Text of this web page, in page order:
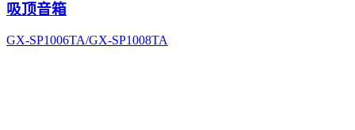
吸顶音箱
GX-SP1006TA/GX-SP1008TA